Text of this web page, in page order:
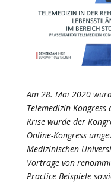
Am 28. Mai 2020
Telemedizin
Krise wurde der
Online-Kongress
Medizinischen
Vorträge von
Practice Beispiele